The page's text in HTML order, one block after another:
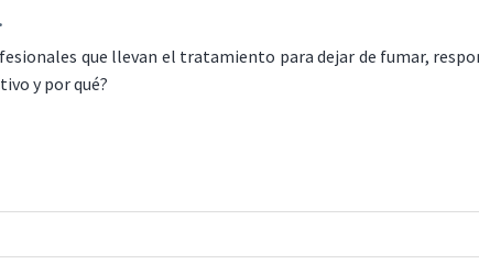
que llevan el tratamiento para dejar de fumar,
y por qué?